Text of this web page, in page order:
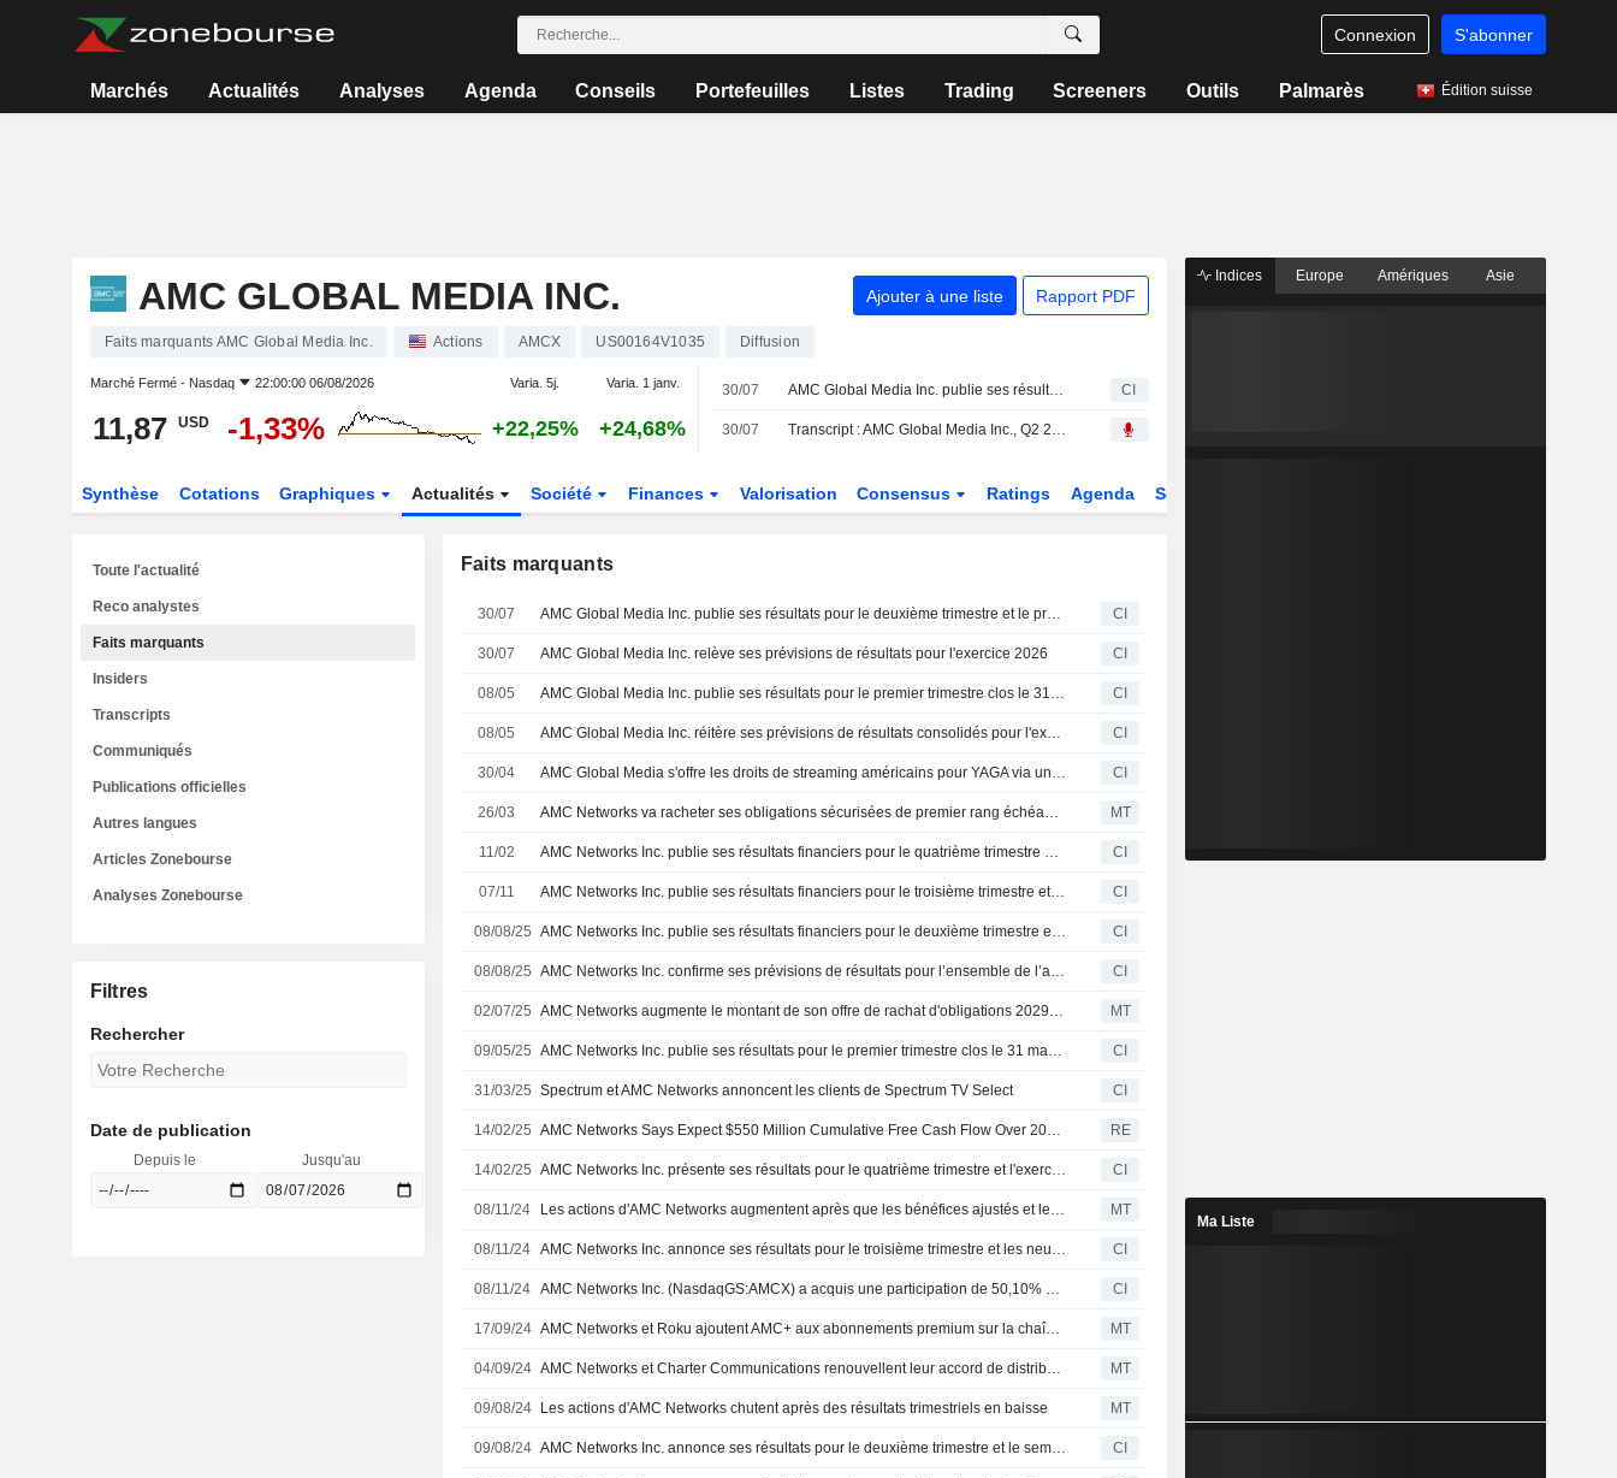
Connexion S'abonner
Marchés Actualités Analyses Agenda Conseils Portefeuilles Listes Trading Screeners Outils Palmarès Édition suisse
AMC GLOBAL MEDIA INC. Ajouter à une liste Rapport PDF
Faits marquants AMC Global Media Inc. Actions AMCX US00164V1035 Diffusion
Marché Fermé - Nasdaq 22:00:00 06/08/2026 Varia. 5j. Varia. 1 janv.
11,87 USD -1,33% +22,25% +24,68%
30/07 AMC Global Media Inc. publie ses résultats pour le deuxième trimestre et le premier semestre clos le 30 juin 2026 CI
30/07 Transcript : AMC Global Media Inc., Q2 2026 Earnings Call, Jul 30, 2026
Synthèse Cotations Graphiques Actualités Société Finances Valorisation Consensus Ratings Agenda Secteur
Faits marquants
30/07 AMC Global Media Inc. publie ses résultats pour le deuxième trimestre et le premier semestre clos le 30 juin 2026 CI
30/07 AMC Global Media Inc. relève ses prévisions de résultats pour l'exercice 2026 CI
08/05 AMC Global Media Inc. publie ses résultats pour le premier trimestre clos le 31 mars 2026 CI
08/05 AMC Global Media Inc. réitère ses prévisions de résultats consolidés pour l'exercice 2026 CI
30/04 AMC Global Media s'offre les droits de streaming américains pour YAGA via un accord piloté par Sphere Abacus CI
26/03 AMC Networks va racheter ses obligations sécurisées de premier rang échéance 2029 MT
11/02 AMC Networks Inc. publie ses résultats financiers pour le quatrième trimestre et l'année complète clos au 31 décembre 2025 CI
07/11 AMC Networks Inc. publie ses résultats financiers pour le troisième trimestre et les neuf premiers mois clôturés au 30 septembre 2025 CI
08/08/25 AMC Networks Inc. publie ses résultats financiers pour le deuxième trimestre et le premier semestre clos le 30 juin 2025 CI
08/08/25 AMC Networks Inc. confirme ses prévisions de résultats pour l’ensemble de l’année 2025 CI
02/07/25 AMC Networks augmente le montant de son offre de rachat d'obligations 2029 à 600 millions de dollars MT
09/05/25 AMC Networks Inc. publie ses résultats pour le premier trimestre clos le 31 mars 2025 CI
31/03/25 Spectrum et AMC Networks annoncent les clients de Spectrum TV Select CI
14/02/25 AMC Networks Says Expect $550 Million Cumulative Free Cash Flow Over 2024-2025 (en anglais) RE
14/02/25 AMC Networks Inc. présente ses résultats pour le quatrième trimestre et l'exercice clos le 31 décembre 2024 CI
08/11/24 Les actions d'AMC Networks augmentent après que les bénéfices ajustés et les revenus du troisième trimestre aient dépassé les estimations MT
08/11/24 AMC Networks Inc. annonce ses résultats pour le troisième trimestre et les neuf mois clos le 30 septembre 2024 CI
08/11/24 AMC Networks Inc. (NasdaqGS:AMCX) a acquis une participation de 50,10% dans BBC America auprès de BBC Studios Distribution Limited pour 42 millions de dollars. CI
17/09/24 AMC Networks et Roku ajoutent AMC+ aux abonnements premium sur la chaîne Roku MT
04/09/24 AMC Networks et Charter Communications renouvellent leur accord de distribution MT
09/08/24 Les actions d'AMC Networks chutent après des résultats trimestriels en baisse MT
09/08/24 AMC Networks Inc. annonce ses résultats pour le deuxième trimestre et le semestre clos le 30 juin 2024 CI
Toute l'actualité
Reco analystes
Faits marquants
Insiders
Transcripts
Communiqués
Publications officielles
Autres langues
Articles Zonebourse
Analyses Zonebourse
Filtres
Rechercher
Date de publication
Depuis le Jusqu'au
Indices Europe Amériques Asie
Ma Liste